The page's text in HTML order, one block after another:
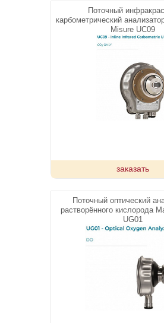
Поточный
карбометрический
Misure UC09
заказать
Поточный оптический
растворённого кислорода
UG01